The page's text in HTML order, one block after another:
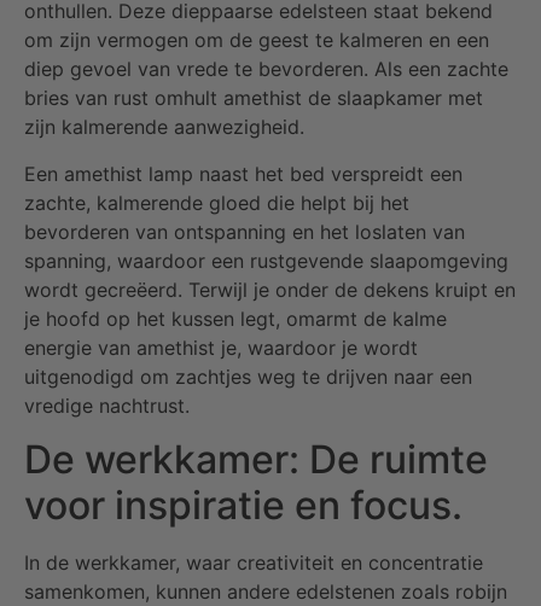
onthullen. Deze dieppaarse edelsteen staat bekend
om zijn vermogen om de geest te kalmeren en een
diep gevoel van vrede te bevorderen. Als een zachte
bries van rust omhult amethist de slaapkamer met
zijn kalmerende aanwezigheid.
Een amethist lamp naast het bed verspreidt een
zachte, kalmerende gloed die helpt bij het
bevorderen van ontspanning en het loslaten van
spanning, waardoor een rustgevende slaapomgeving
wordt gecreëerd. Terwijl je onder de dekens kruipt en
je hoofd op het kussen legt, omarmt de kalme
energie van amethist je, waardoor je wordt
uitgenodigd om zachtjes weg te drijven naar een
vredige nachtrust.
De werkkamer: De ruimte
voor inspiratie en focus.
In de werkkamer, waar creativiteit en concentratie
samenkomen, kunnen andere edelstenen zoals robijn